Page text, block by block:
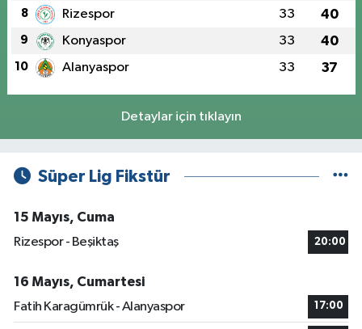
8 Rizespor 33 40
9 Konyaspor 33 40
10 Alanyaspor 33 37
Detaylar için tıklayın
Süper Lig Fikstür
15 Mayıs, Cuma
Rizespor - Beşiktaş
20:00
16 Mayıs, Cumartesi
Fatih Karagümrük - Alanyaspor
17:00